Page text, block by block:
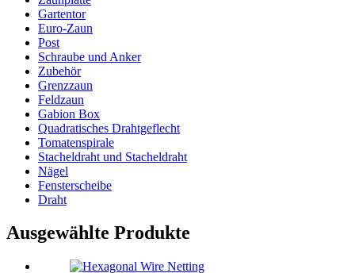
Gartentor
Euro-Zaun
Post
Schraube und Anker
Zubehör
Grenzzaun
Feldzaun
Gabion Box
Quadratisches Drahtgeflecht
Tomatenspirale
Stacheldraht und Stacheldraht
Nägel
Fensterscheibe
Draht
Ausgewählte Produkte